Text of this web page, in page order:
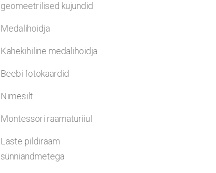
geomeetrilised kujundid
Medalihoidja
Kahekihiline medalihoidja
Beebi fotokaardid
Nimesilt
Montessori raamaturiiul
Laste pildiraam
sünniandmetega